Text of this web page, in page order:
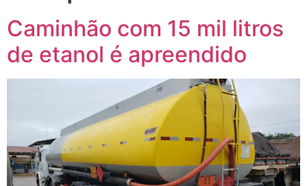
Caminhão com 15 mil litros
de etanol é apreendido